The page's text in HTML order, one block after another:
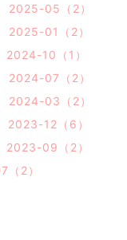
2025-05（2）
2025-01（2）
2024-10（1）
2024-07（2）
2024-03（2）
2023-12（6）
2023-09（2）
2）